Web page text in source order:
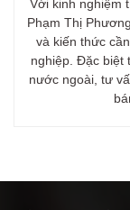
Với kinh nghiệm
Phạm Thị
và kiến thức
nghiệp. Đặc biệt
nước ngoài, tư